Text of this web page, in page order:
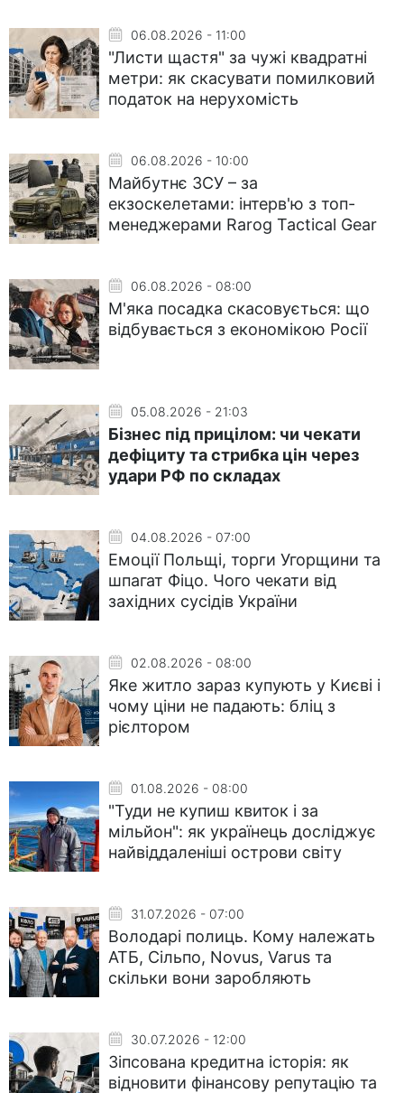
06.08.2026 - 11:00
"Листи щастя" за чужі квадратні
метри: як скасувати помилковий
податок на нерухомість
06.08.2026 - 10:00
Майбутнє ЗСУ – за
екзоскелетами: інтерв'ю з топ-
менеджерами Rarog Tactical Gear
06.08.2026 - 08:00
М'яка посадка скасовується: що
відбувається з економікою Росії
05.08.2026 - 21:03
Бізнес під прицілом: чи чекати
дефіциту та стрибка цін через
удари РФ по складах
04.08.2026 - 07:00
Емоції Польщі, торги Угорщини та
шпагат Фіцо. Чого чекати від
західних сусідів України
02.08.2026 - 08:00
Яке житло зараз купують у Києві і
чому ціни не падають: бліц з
рієлтором
01.08.2026 - 08:00
"Туди не купиш квиток і за
мільйон": як українець досліджує
найвіддаленіші острови світу
31.07.2026 - 07:00
Володарі полиць. Кому належать
АТБ, Сільпо, Novus, Varus та
скільки вони заробляють
30.07.2026 - 12:00
Зіпсована кредитна історія: як
відновити фінансову репутацію та